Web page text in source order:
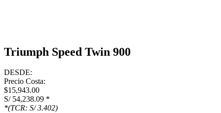
Triumph Speed Twin 900
DESDE:
Precio Costa:
$15,943.00
S/ 54,238.09 *
*(TCR: S/ 3.402)